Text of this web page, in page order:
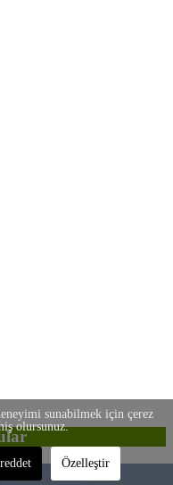
sunabilmek için çerez
olursunuz.
Özelleştir